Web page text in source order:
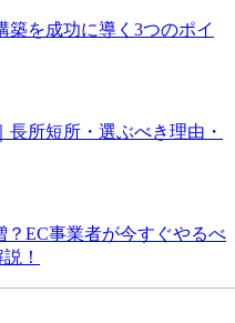
築を成功に導く3つのポイ
所短所・選ぶべき理由・
？EC事業者が今すぐやるべ
！